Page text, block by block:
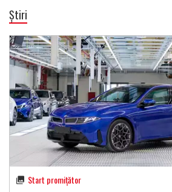
Știri
Start promițător